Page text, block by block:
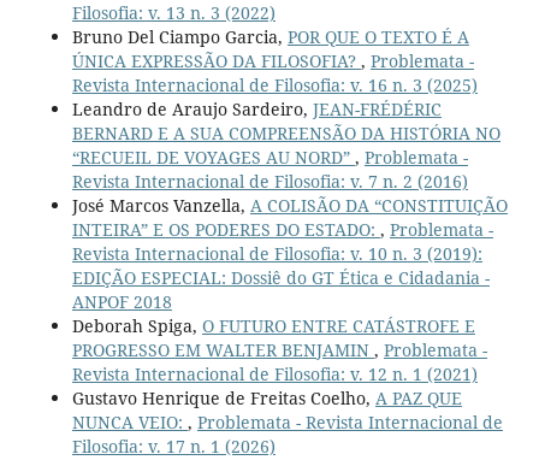
Filosofia: v. 13 n. 3 (2022)
Bruno Del Ciampo Garcia, POR QUE O TEXTO É A
ÚNICA EXPRESSÃO DA FILOSOFIA? , Problemata -
Revista Internacional de Filosofia: v. 16 n. 3 (2025)
Leandro de Araujo Sardeiro, JEAN-FRÉDÉRIC
BERNARD E A SUA COMPREENSÃO DA HISTÓRIA NO
“RECUEIL DE VOYAGES AU NORD” , Problemata -
Revista Internacional de Filosofia: v. 7 n. 2 (2016)
José Marcos Vanzella, A COLISÃO DA “CONSTITUIÇÃO
INTEIRA” E OS PODERES DO ESTADO: , Problemata -
Revista Internacional de Filosofia: v. 10 n. 3 (2019):
EDIÇÃO ESPECIAL: Dossiê do GT Ética e Cidadania -
ANPOF 2018
Deborah Spiga, O FUTURO ENTRE CATÁSTROFE E
PROGRESSO EM WALTER BENJAMIN , Problemata -
Revista Internacional de Filosofia: v. 12 n. 1 (2021)
Gustavo Henrique de Freitas Coelho, A PAZ QUE
NUNCA VEIO: , Problemata - Revista Internacional de
Filosofia: v. 17 n. 1 (2026)